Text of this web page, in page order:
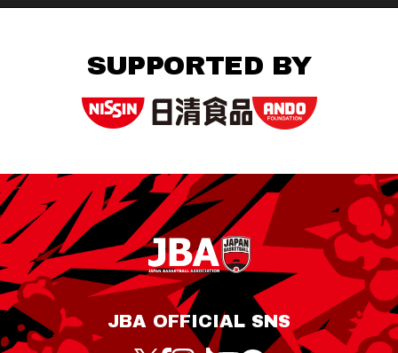
SUPPORTED BY
JBA OFFICIAL SNS